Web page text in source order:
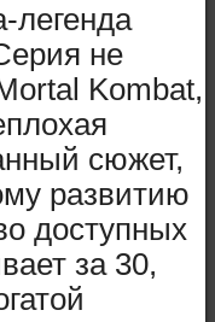
легенда
не
Kombat,
сюжет,
развитию
доступных
за 30,